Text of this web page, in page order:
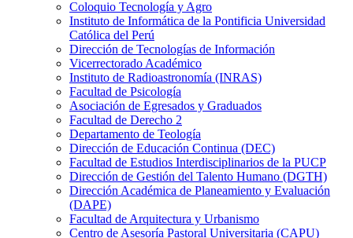
Coloquio Tecnología y Agro
Instituto de Informática de la Pontificia Universidad
Católica del Perú
Dirección de Tecnologías de Información
Vicerrectorado Académico
Instituto de Radioastronomía (INRAS)
Facultad de Psicología
Asociación de Egresados y Graduados
Facultad de Derecho 2
Departamento de Teología
Dirección de Educación Continua (DEC)
Facultad de Estudios Interdisciplinarios de la PUCP
Dirección de Gestión del Talento Humano (DGTH)
Dirección Académica de Planeamiento y Evaluación
(DAPE)
Facultad de Arquitectura y Urbanismo
Centro de Asesoría Pastoral Universitaria (CAPU)